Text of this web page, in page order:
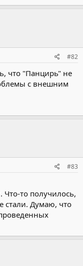
#82
что "Панцирь" не
с внешним
#83
то получилось,
стали. Думаю, что